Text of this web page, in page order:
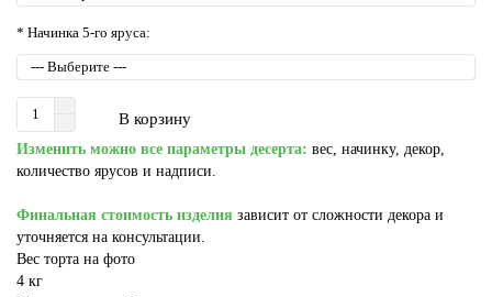
* Начинка 5-го яруса:
В корзину
Изменить можно все параметры десерта: вес, начинку, декор,
количество ярусов и надписи.
Финальная стоимость изделия зависит от сложности декора и
уточняется на консультации.
Вес торта на фото
4 кг